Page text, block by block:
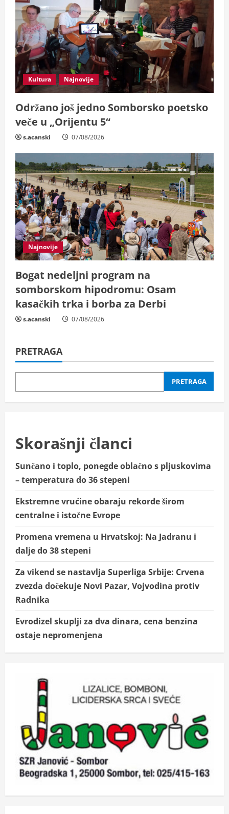
Kultura Najnovije
Održano još jedno Somborsko poetsko
veče u „Orijentu 5“
s.acanski 07/08/2026
Najnovije
Bogat nedeljni program na
somborskom hipodromu: Osam
kasačkih trka i borba za Derbi
s.acanski 07/08/2026
PRETRAGA
PRETRAGA
Skorašnji članci
Sunčano i toplo, ponegde oblačno s pljuskovima
– temperatura do 36 stepeni
Ekstremne vrućine obaraju rekorde širom
centralne i istočne Evrope
Promena vremena u Hrvatskoj: Na Jadranu i
dalje do 38 stepeni
Za vikend se nastavlja Superliga Srbije: Crvena
zvezda dočekuje Novi Pazar, Vojvodina protiv
Radnika
Evrodizel skuplji za dva dinara, cena benzina
ostaje nepromenjena